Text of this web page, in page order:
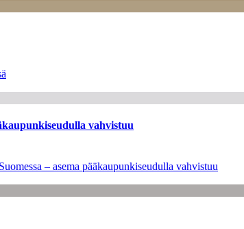
vahvistuu
– asema pääkaupunkiseudulla vahvistuu